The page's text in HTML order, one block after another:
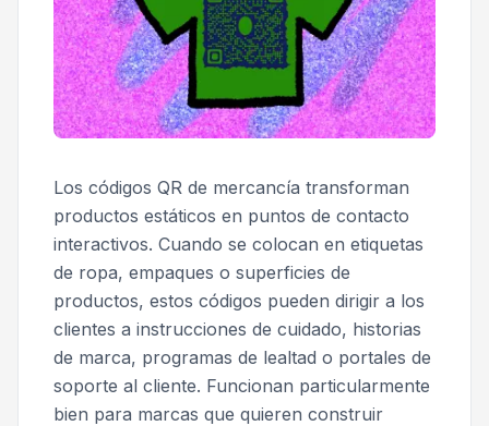
Los códigos QR de mercancía transforman
productos estáticos en puntos de contacto
interactivos. Cuando se colocan en etiquetas
de ropa, empaques o superficies de
productos, estos códigos pueden dirigir a los
clientes a instrucciones de cuidado, historias
de marca, programas de lealtad o portales de
soporte al cliente. Funcionan particularmente
bien para marcas que quieren construir